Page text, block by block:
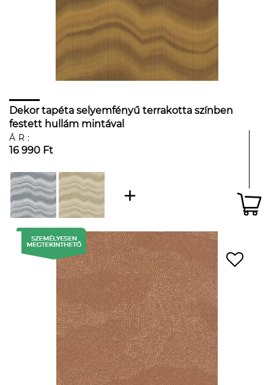
Dekor tapéta selyemfényű terrakotta színben
festett hullám mintával
ÁR:
16 990 Ft